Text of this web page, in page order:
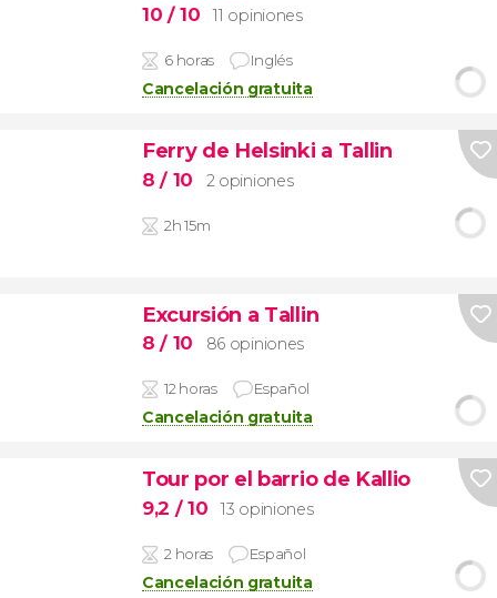
10 / 10 11 opiniones
6 horas Inglés
Cancelación gratuita
Ferry de Helsinki a Tallin
8/ 10 2 opiniones
2h 15m
Excursión a Tallin
8/ 10 86 opiniones
12 horas Español
Cancelación gratuita
Tour por el barrio de Kallio
9,2 / 10 13 opiniones
2 horas Español
Cancelación gratuita